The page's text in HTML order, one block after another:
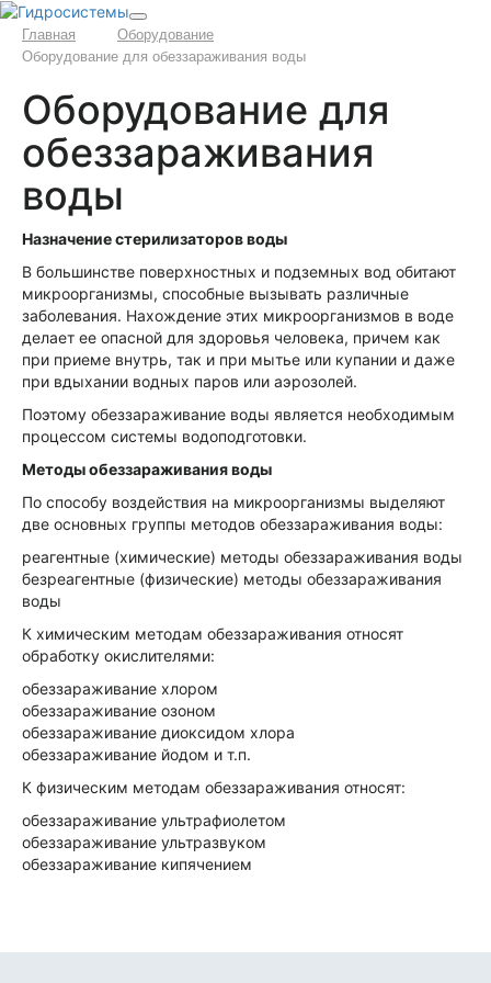
Главная
Оборудование
Оборудование для обеззараживания воды
Оборудование для
обеззараживания
воды
Назначение стерилизаторов воды
В большинстве поверхностных и подземных вод обитают
микроорганизмы, способные вызывать различные
заболевания. Нахождение этих микроорганизмов в воде
делает ее опасной для здоровья человека, причем как
при приеме внутрь, так и при мытье или купании и даже
при вдыхании водных паров или аэрозолей.
Поэтому обеззараживание воды является необходимым
процессом системы водоподготовки.
Методы обеззараживания воды
По способу воздействия на микроорганизмы выделяют
две основных группы методов обеззараживания воды:
реагентные (химические) методы обеззараживания воды
безреагентные (физические) методы обеззараживания
воды
К химическим методам обеззараживания относят
обработку окислителями:
обеззараживание хлором
обеззараживание озоном
обеззараживание диоксидом хлора
обеззараживание йодом и т.п.
К физическим методам обеззараживания относят:
обеззараживание ультрафиолетом
обеззараживание ультразвуком
обеззараживание кипячением